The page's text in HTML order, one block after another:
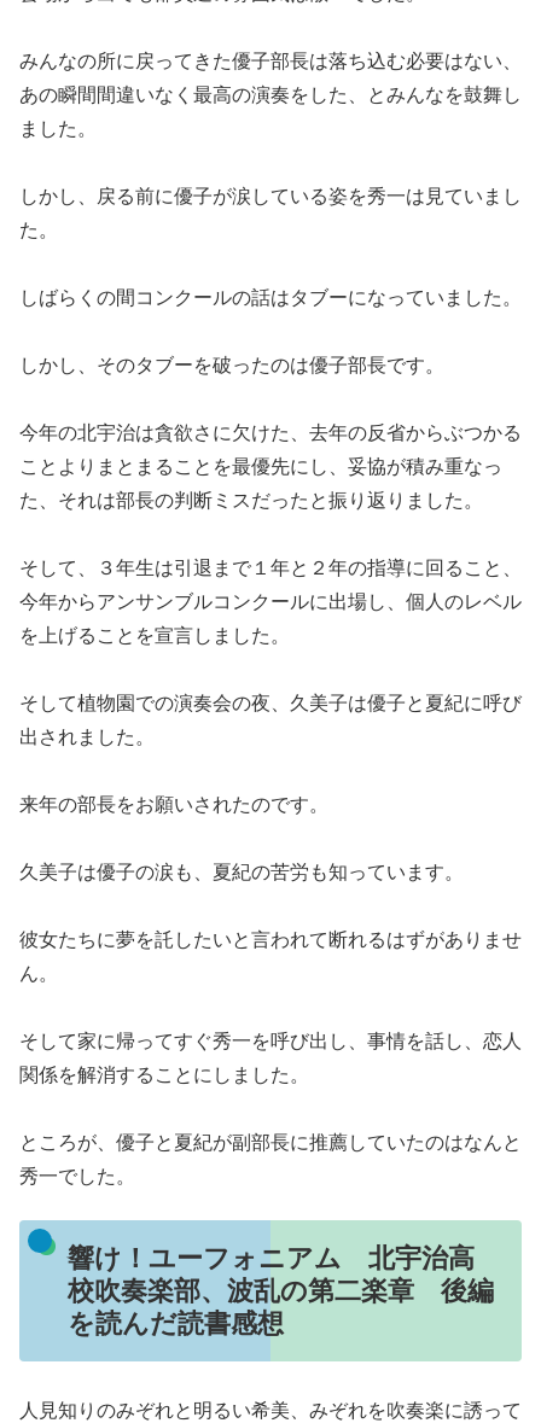
みんなの所に戻ってきた優子部長は落ち込む必要はない、
あの瞬間間違いなく最高の演奏をした、とみんなを鼓舞し
ました。
しかし、戻る前に優子が涙している姿を秀一は見ていまし
た。
しばらくの間コンクールの話はタブーになっていました。
しかし、そのタブーを破ったのは優子部長です。
今年の北宇治は貪欲さに欠けた、去年の反省からぶつかる
ことよりまとまることを最優先にし、妥協が積み重なっ
た、それは部長の判断ミスだったと振り返りました。
そして、３年生は引退まで１年と２年の指導に回ること、
今年からアンサンブルコンクールに出場し、個人のレベル
を上げることを宣言しました。
そして植物園での演奏会の夜、久美子は優子と夏紀に呼び
出されました。
来年の部長をお願いされたのです。
久美子は優子の涙も、夏紀の苦労も知っています。
彼女たちに夢を託したいと言われて断れるはずがありませ
ん。
そして家に帰ってすぐ秀一を呼び出し、事情を話し、恋人
関係を解消することにしました。
ところが、優子と夏紀が副部長に推薦していたのはなんと
秀一でした。
響け！ユーフォニアム 北宇治高
校吹奏楽部、波乱の第二楽章 後編
を読んだ読書感想
人見知りのみぞれと明るい希美、みぞれを吹奏楽に誘って